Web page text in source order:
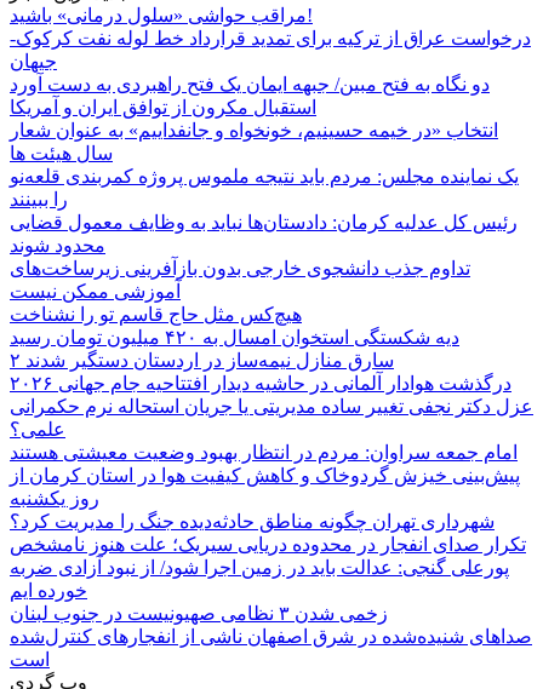
مراقب حواشی «سلول درمانی» باشید!
درخواست عراق از ترکیه برای تمدید قرارداد خط لوله نفت کرکوک-
جیهان
دو نگاه به فتح مبین/ جبهه ایمان یک فتح راهبردی به دست آورد
استقبال مکرون از توافق ایران و آمریکا
انتخاب «در خیمه حسینیم، خونخواه و جانفداییم» به عنوان شعار
سال هیئت ها
یک نماینده مجلس: مردم باید نتیجه ملموس پروژه کمربندی قلعه‌نو
را ببینند
رئیس کل عدلیه کرمان: دادستان‌ها نباید به وظایف معمول قضایی
محدود شوند
تداوم جذب دانشجوی خارجی بدون بازآفرینی زیرساخت‌های
آموزشی ممکن نیست
هیچ‌کس مثل حاج قاسم تو را نشناخت
دیه شکستگی استخوان امسال به ۴۲۰ میلیون تومان رسید
۲ سارق منازل نیمه‌ساز در اردستان دستگیر شدند
درگذشت هوادار آلمانی در حاشیه دیدار افتتاحیه جام جهانی ۲۰۲۶
عزل دکتر نجفی تغییر ساده مدیریتی یا جریان استحاله نرم حکمرانی
علمی؟
امام جمعه سراوان: مردم در انتظار بهبود وضعیت معیشتی هستند
پیش‌بینی خیزش گردوخاک و کاهش کیفیت هوا در استان کرمان از
روز یکشنبه
شهرداری تهران چگونه مناطق حادثه‌دیده جنگ را مدیریت کرد؟
تکرار صدای انفجار در محدوده دریایی سیریک؛ علت هنوز نامشخص
پورعلی گنجی: عدالت باید در زمین اجرا شود/ از نبود آزادی ضربه
خورده ایم
زخمی شدن ۳ نظامی صهیونیست در جنوب لبنان
صداهای شنیده‌شده در شرق اصفهان ناشی از انفجارهای کنترل‌شده
است
وب گردی